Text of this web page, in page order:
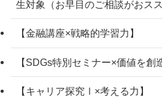
生対象（お早目のご相談がおスス
【金融講座×戦略的学習力】
【SDGs特別セミナー×価値を創
【キャリア探究Ⅰ×考える力】